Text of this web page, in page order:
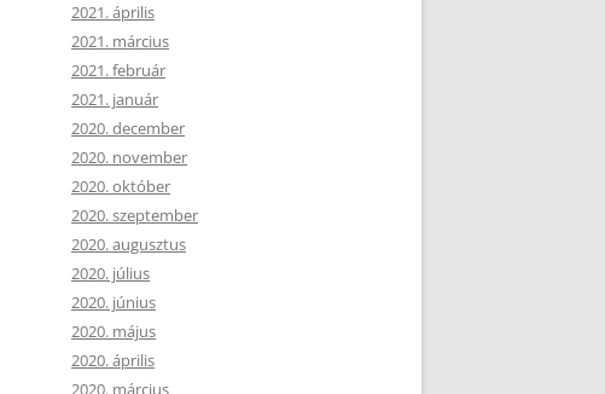
2021. április
2021. március
2021. február
2021. január
2020. december
2020. november
2020. október
2020. szeptember
2020. augusztus
2020. július
2020. június
2020. május
2020. április
2020. március